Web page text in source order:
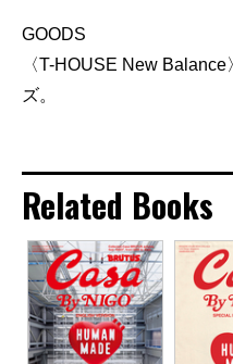
GOODS
〈T-HOUSE New
ズ。
Related Books